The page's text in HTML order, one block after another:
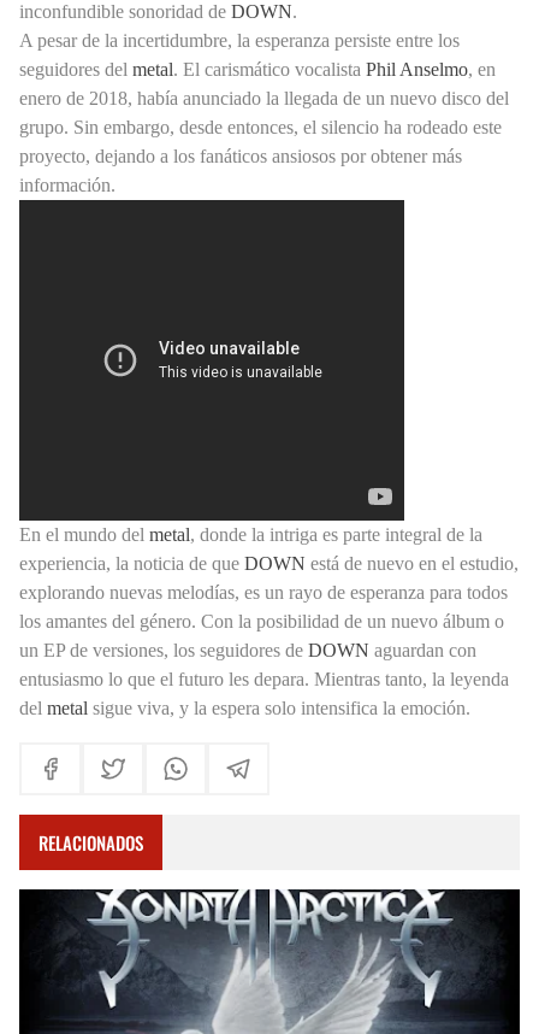
inconfundible sonoridad de DOWN.
A pesar de la incertidumbre, la esperanza persiste entre los
seguidores del metal. El carismático vocalista Phil Anselmo, en
enero de 2018, había anunciado la llegada de un nuevo disco del
grupo. Sin embargo, desde entonces, el silencio ha rodeado este
proyecto, dejando a los fanáticos ansiosos por obtener más
información.
En el mundo del metal, donde la intriga es parte integral de la
experiencia, la noticia de que DOWN está de nuevo en el estudio,
explorando nuevas melodías, es un rayo de esperanza para todos
los amantes del género. Con la posibilidad de un nuevo álbum o
un EP de versiones, los seguidores de DOWN aguardan con
entusiasmo lo que el futuro les depara. Mientras tanto, la leyenda
del metal sigue viva, y la espera solo intensifica la emoción.
RELACIONADOS